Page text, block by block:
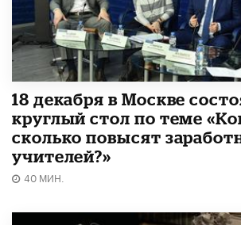
18 декабря в Москве
круглый стол по теме
сколько повысят
учителей?»
40 МИН.